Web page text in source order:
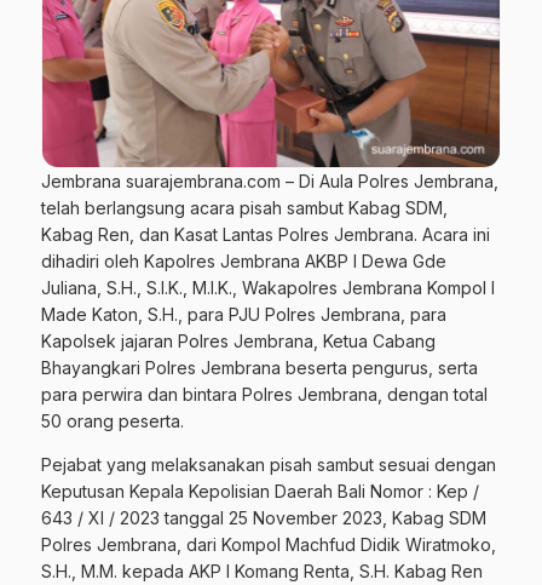
Jembrana suarajembrana.com – Di Aula Polres Jembrana,
telah berlangsung acara pisah sambut Kabag SDM,
Kabag Ren, dan Kasat Lantas Polres Jembrana. Acara ini
dihadiri oleh Kapolres Jembrana AKBP I Dewa Gde
Juliana, S.H., S.I.K., M.I.K., Wakapolres Jembrana Kompol I
Made Katon, S.H., para PJU Polres Jembrana, para
Kapolsek jajaran Polres Jembrana, Ketua Cabang
Bhayangkari Polres Jembrana beserta pengurus, serta
para perwira dan bintara Polres Jembrana, dengan total
50 orang peserta.
Pejabat yang melaksanakan pisah sambut sesuai dengan
Keputusan Kepala Kepolisian Daerah Bali Nomor : Kep /
643 / XI / 2023 tanggal 25 November 2023, Kabag SDM
Polres Jembrana, dari Kompol Machfud Didik Wiratmoko,
S.H., M.M. kepada AKP I Komang Renta, S.H. Kabag Ren